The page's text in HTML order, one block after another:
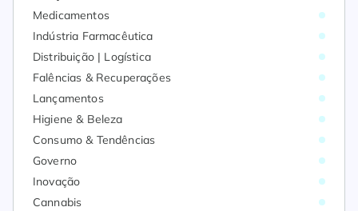
Medicamentos
Indústria Farmacêutica
Distribuição | Logística
Falências & Recuperações
Lançamentos
Higiene & Beleza
Consumo & Tendências
Governo
Inovação
Cannabis